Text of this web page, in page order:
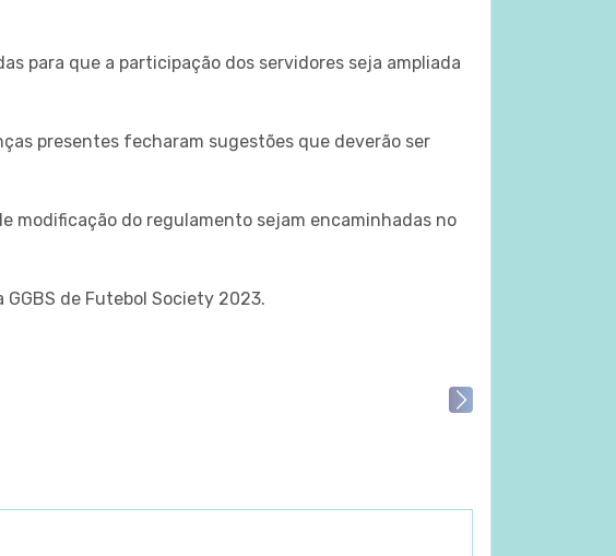
para que a participação dos servidores seja ampliada
presentes fecharam sugestões que deverão ser
modificação do regulamento sejam encaminhadas no
de Futebol Society 2023.
Next